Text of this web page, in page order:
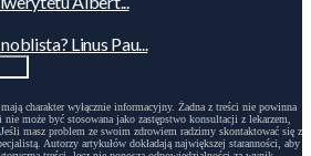
Linus Pau...
charakter wyłącznie informacyjny. Żadna z treści nie powinna
może być stosowana jako zastępstwo konsultacji z lekarzem,
masz problem ze swoim zdrowiem radzimy skontaktować się z
Autorzy artykułów dokładają największej staranności, aby